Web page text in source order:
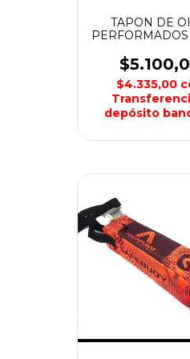
TAPON DE
$4.335,00
depósito